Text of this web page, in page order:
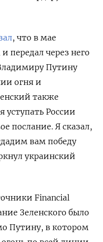
, что в мае
передал через него
Путину
огня и
также
уступать России
послание. Я сказал,
вам победу
украинский
Financial
Зеленского было
Путину, в котором